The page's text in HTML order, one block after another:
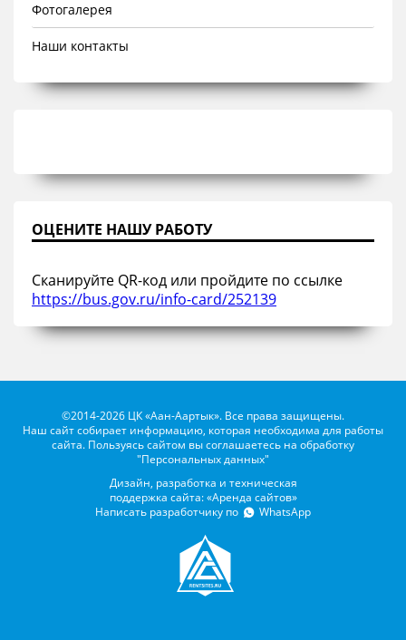
Фотогалерея
Наши контакты
ОЦЕНИТЕ НАШУ РАБОТУ
Сканируйте QR-код или пройдите по ссылке
https://bus.gov.ru/info-card/252139
©2014-2026 ЦК «Аан-Аартык». Все права защищены.
Наш сайт собирает информацию, которая необходима для работы
сайта. Пользуясь сайтом вы соглашаетесь на обработку
"Персональных данных"
Дизайн, разработка и техническая
поддержка сайта: «Аренда сайтов»
Написать разработчику по
WhatsApp